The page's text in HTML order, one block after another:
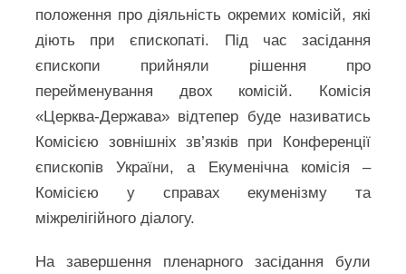
положення про діяльність окремих комісій, які
діють при єпископаті. Під час засідання
єпископи прийняли рішення про
перейменування двох комісій. Комісія
«Церква-Держава» відтепер буде називатись
Комісією зовнішніх зв’язків при Конференції
єпископів України, а Екуменічна комісія –
Комісією у справах екуменізму та
міжрелігійного діалогу.
На завершення пленарного засідання були